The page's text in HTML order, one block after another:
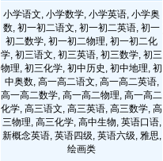
小学语文, 小学数学, 小学英语, 小学奥
数, 初一初二语文, 初一初二英语, 初一
初二数学, 初一初二物理, 初一初二化
学, 初三语文, 初三英语, 初三数学, 初三
物理, 初三化学, 初中历史, 初中地理, 初
中奥数, 高一高二语文, 高一高二英语,
高一高二数学, 高一高二物理, 高一高二
化学, 高三语文, 高三英语, 高三数学, 高
三物理, 高三化学, 高中生物, 英语口语,
新概念英语, 英语四级, 英语六级, 雅思,
绘画类